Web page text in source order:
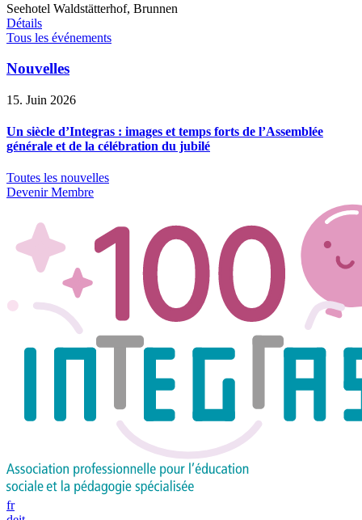
Seehotel Waldstätterhof, Brunnen
Détails
Tous les événements
Nouvelles
15. Juin 2026
Un siècle d’Integras : images et temps forts de l’Assemblée
générale et de la célébration du jubilé
Toutes les nouvelles
Devenir Membre
fr